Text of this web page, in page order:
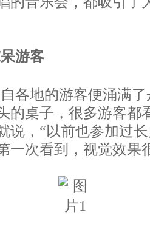
游客
各地的游客便涌满
的桌子，很多游客都
说，“以前也参加过
一次看到，视觉效果